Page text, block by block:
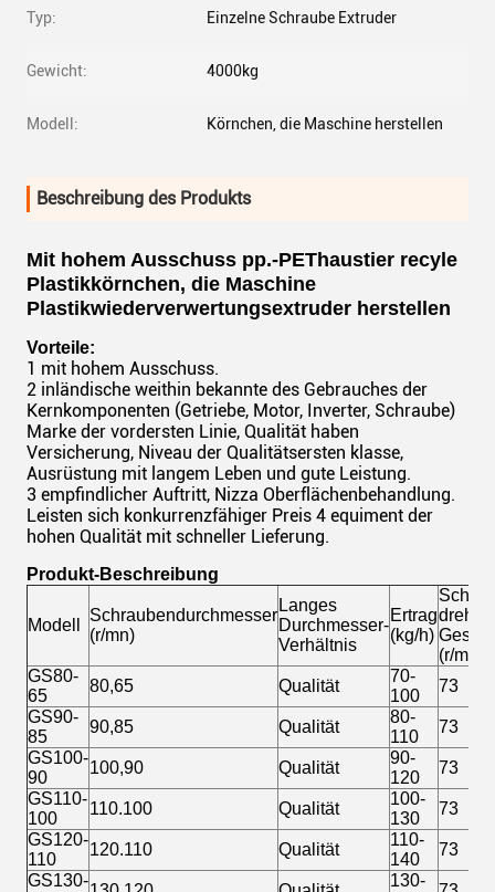
Typ: Einzelne Schraube Extruder
Gewicht: 4000kg
Modell: Körnchen, die Maschine herstellen
Beschreibung des Produkts
Mit hohem Ausschuss pp.-PEThaustier recyle
Plastikkörnchen, die Maschine
Plastikwiederverwertungsextruder herstellen
Vorteile:
1 mit hohem Ausschuss.
2 inländische weithin bekannte des Gebrauches der
Kernkomponenten (Getriebe, Motor, Inverter, Schraube)
Marke der vordersten Linie, Qualität haben
Versicherung, Niveau der Qualitätsersten klasse,
Ausrüstung mit langem Leben und gute Leistung.
3 empfindlicher Auftritt, Nizza Oberflächenbehandlung.
Leisten sich konkurrenzfähiger Preis 4 equiment der
hohen Qualität mit schneller Lieferung.
Produkt-Beschreibung
Modell
Schraubendurchmesser
(r/mn)
Langes
Durchmesser-
Verhältnis
Ertrag
(kg/h)
drehen
(r/min)
GS80-
65
80,65 Qualität
70-
100
73
GS90-
85
90,85 Qualität
80-
110
73
GS100-
90
100,90 Qualität
90-
120
73
GS110-
100
110.100 Qualität
100-
130
73
GS120-
110
120.110 Qualität
110-
140
73
GS130-
130-